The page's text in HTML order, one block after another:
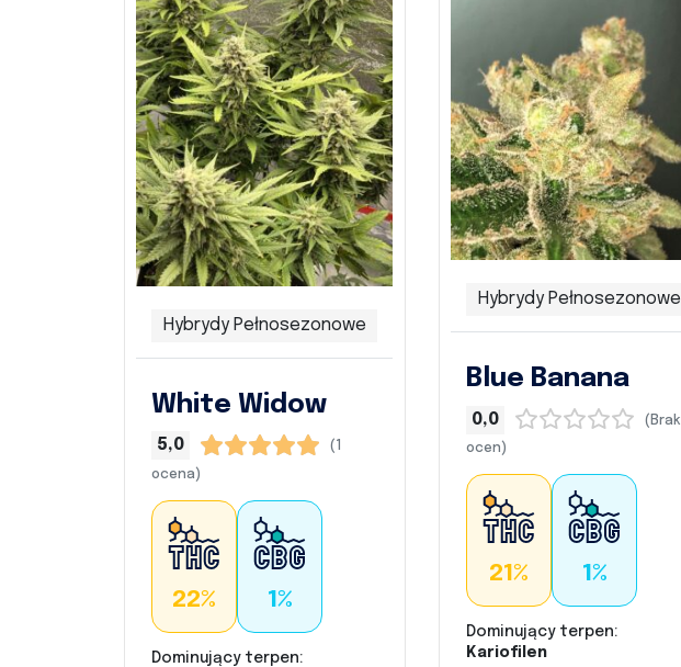
Hybrydy Pełnosezonowe
White Widow
5,0
(1
ocena)
22% 1%
Dominujący terpen:
Hybrydy Pełnosezonowe
Blue Banana
0,0
(Brak
ocen)
21% 1%
Dominujący terpen:
Kariofilen